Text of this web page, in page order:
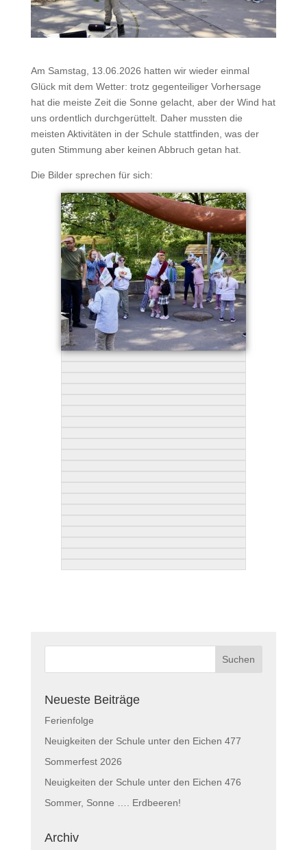
Am Samstag, 13.06.2026 hatten wir wieder einmal
Glück mit dem Wetter: trotz gegenteiliger Vorhersage
hat die meiste Zeit die Sonne gelacht, aber der Wind hat
uns ordentlich durchgerüttelt. Daher mussten die
meisten Aktivitäten in der Schule stattfinden, was der
guten Stimmung aber keinen Abbruch getan hat.
Die Bilder sprechen für sich:
Neueste Beiträge
Ferienfolge
Neuigkeiten der Schule unter den Eichen 477
Sommerfest 2026
Neuigkeiten der Schule unter den Eichen 476
Sommer, Sonne …. Erdbeeren!
Archiv